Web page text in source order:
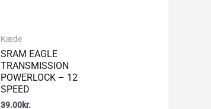
Kæde
SRAM EAGLE
TRANSMISSION
POWERLOCK – 12
SPEED
39.00kr.